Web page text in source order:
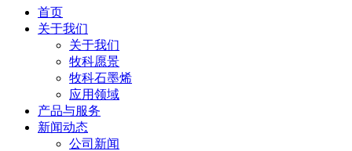
首页
关于我们
关于我们
牧科愿景
牧科石墨烯
应用领域
产品与服务
新闻动态
公司新闻